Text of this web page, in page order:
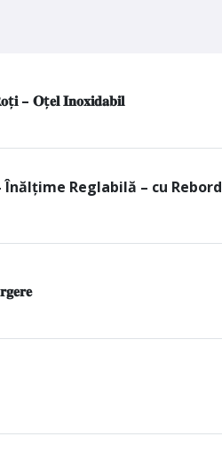
– 𝐎ț𝐞𝐥 𝐈𝐧𝐨𝐱𝐢𝐝𝐚𝐛𝐢𝐥
Înălțime Reglabilă – cu Rebord